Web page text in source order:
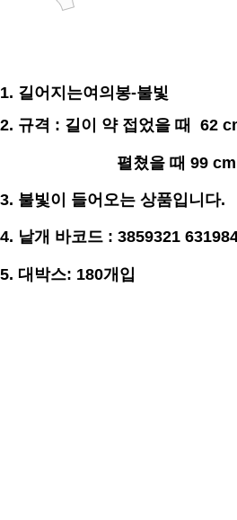
1. 길어지는여의봉-불빛
2. 규격 : 길이 약 접었을 때 62
펼쳤을 때 99 cm
3. 불빛이 들어오는 상품입니다.
4. 낱개 바코드 : 3859321
5. 대박스: 180개입